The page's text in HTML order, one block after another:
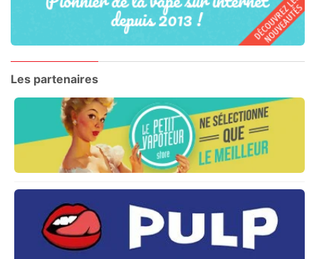
Les partenaires